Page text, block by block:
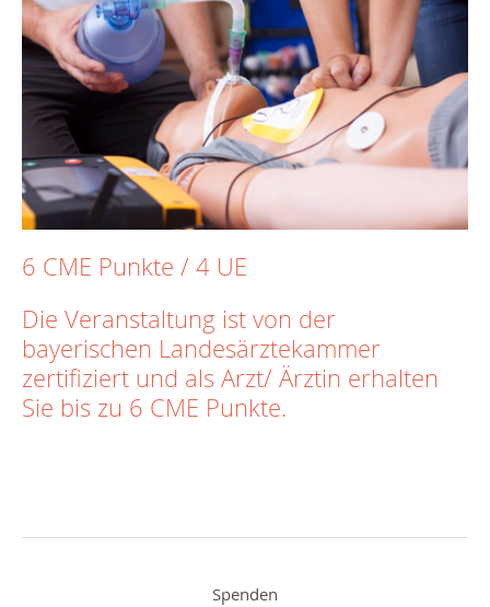
6 CME Punkte / 4 UE
Die Veranstaltung ist von der
bayerischen Landesärztekammer
zertifiziert und als Arzt/ Ärztin erhalten
Sie bis zu 6 CME Punkte.
Spenden